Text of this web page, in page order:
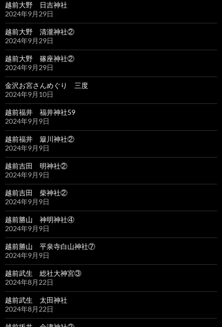
越前大野 日吉神社
2024年9月29日
越前大野 清瀧神社②
2024年9月29日
越前大野 篠座神社②
2024年9月29日
金沢お宮さんめぐり 三度
2024年9月10日
越前福井 福井神社59
2024年9月9日
越前福井 簸川神社②
2024年9月9日
越前吉田 明神社②
2024年9月9日
越前吉田 柴神社②
2024年9月9日
越前勝山 神明神社④
2024年9月9日
越前勝山 平泉寺白山神社⑦
2024年9月9日
越前武生 総社大神宮③
2024年8月22日
越前武生 太田神社
2024年8月22日